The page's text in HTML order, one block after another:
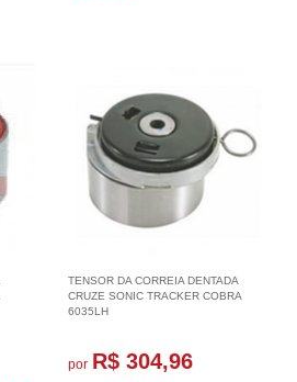
TENSOR DA CORREIA DENTADA
CRUZE SONIC TRACKER COBRA
6035LH
por R$ 304,96